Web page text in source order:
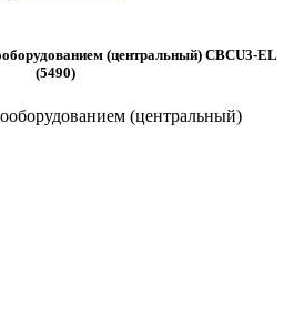
(центральный) CBCU3-EL
(5490)
(центральный)